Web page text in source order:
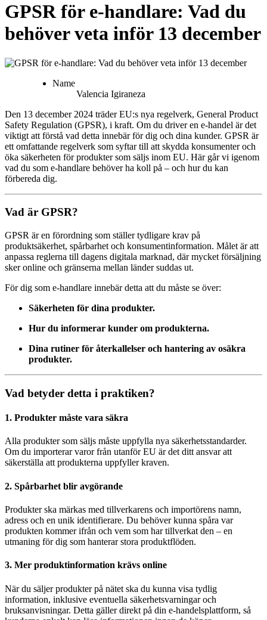
GPSR för e-handlare: Vad du
behöver veta inför 13 december
Name
Valencia Igiraneza
Den 13 december 2024 träder EU:s nya regelverk, General Product
Safety Regulation (GPSR), i kraft. Om du driver en e-handel är det
viktigt att förstå vad detta innebär för dig och dina kunder. GPSR är
ett omfattande regelverk som syftar till att skydda konsumenter och
öka säkerheten för produkter som säljs inom EU. Här går vi igenom
vad du som e-handlare behöver ha koll på – och hur du kan
förbereda dig.
Vad är GPSR?
GPSR är en förordning som ställer tydligare krav på
produktsäkerhet, spårbarhet och konsumentinformation. Målet är att
anpassa reglerna till dagens digitala marknad, där mycket försäljning
sker online och gränserna mellan länder suddas ut.
För dig som e-handlare innebär detta att du måste se över:
Säkerheten för dina produkter.
Hur du informerar kunder om produkterna.
Dina rutiner för återkallelser och hantering av osäkra
produkter.
Vad betyder detta i praktiken?
1. Produkter måste vara säkra
Alla produkter som säljs måste uppfylla nya säkerhetsstandarder.
Om du importerar varor från utanför EU är det ditt ansvar att
säkerställa att produkterna uppfyller kraven.
2. Spårbarhet blir avgörande
Produkter ska märkas med tillverkarens och importörens namn,
adress och en unik identifierare. Du behöver kunna spåra var
produkten kommer ifrån och vem som har tillverkat den – en
utmaning för dig som hanterar stora produktflöden.
3. Mer produktinformation krävs online
När du säljer produkter på nätet ska du kunna visa tydlig
information, inklusive eventuella säkerhetsvarningar och
bruksanvisningar. Detta gäller direkt på din e-handelsplattform, så